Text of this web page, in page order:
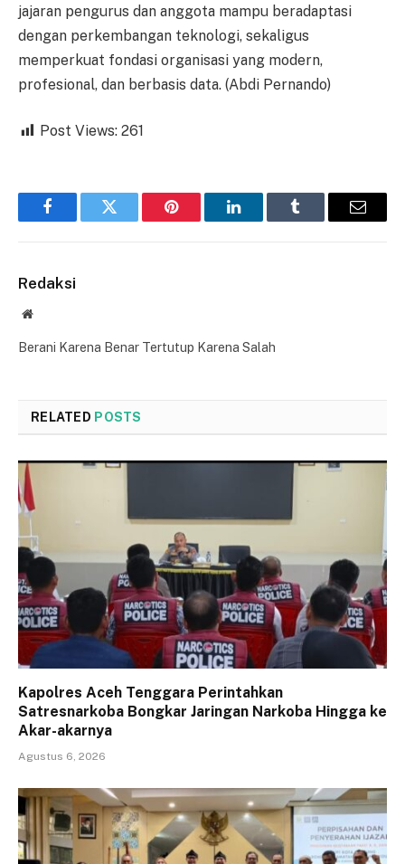
jajaran pengurus dan anggota mampu beradaptasi
dengan perkembangan teknologi, sekaligus
memperkuat fondasi organisasi yang modern,
profesional, dan berbasis data. (Abdi Pernando)
Post Views: 261
FacebookTwitter Pinterest LinkedInTumblr Email
Redaksi
Website
Berani Karena Benar Tertutup Karena Salah
RELATED POSTS
Kapolres Aceh Tenggara Perintahkan
Satresnarkoba Bongkar Jaringan Narkoba Hingga ke
Akar-akarnya
Agustus 6, 2026